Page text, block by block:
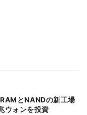
ウォンを投資